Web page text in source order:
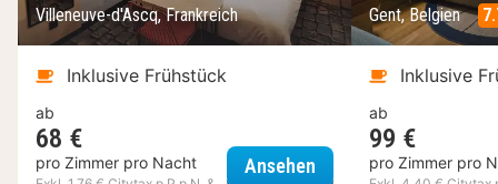
Villeneuve-d'Ascq, Frankreich
Inklusive Frühstück
ab
68 €
pro Zimmer pro Nacht Ansehen Ibis Styles Villeneuve
Gent, Belgien
Inklusive
ab
99 €
pro Zimmer pro